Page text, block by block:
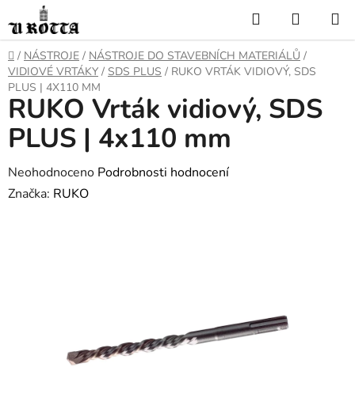
na
obsah
Hledat
KOŠÍK
DOMŮ
/ NÁSTROJE / NÁSTROJE DO STAVEBNÍCH MATERIÁLŮ /
VIDIOVÉ VRTÁKY / SDS PLUS / RUKO VRTÁK VIDIOVÝ, SDS
PLUS | 4X110 MM
RUKO Vrták vidiový, SDS
PLUS | 4x110 mm
Průměrné
hodnocení
Neohodnoceno Podrobnosti hodnocení
Značka: RUKO